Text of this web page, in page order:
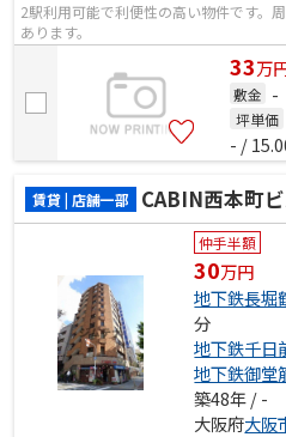
2駅利用可能で利便性の高い物件です。
あります。
33万
敷金 -
坪単価
- /
賃貸 | 店舗一部 CABIN西本町
仲手半額
30万円
地下鉄長堀
分
地下鉄千日
地下鉄御堂
築48年 / -
大阪府大阪